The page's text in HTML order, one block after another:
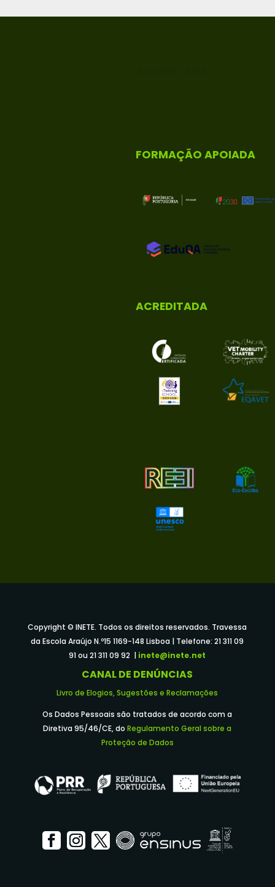
FORMAÇÃO APOIADA
ACREDITADA
Copyright © INETE. Todos os direitos reservados. Travessa
da Escola Araújo N.º15 1169-148 Lisboa | Telefone: 21 311 09
91 ou 21 311 09 92 | inete@inete.net
CANAL DE DENÚNCIAS
Livro de Elogios, Sugestões e Reclamações
Os Dados Pessoais são tratados de acordo com a
Diretiva 95/46/CE, doRegulamento Geral sobre a
Proteção de Dados